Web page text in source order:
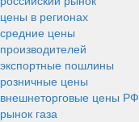
цены в регионах
средние цены
производителей
экспортные пошлины
розничные цены
внешнеторговые цены РФ
рынок газа